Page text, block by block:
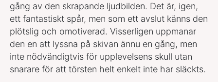
gång av den skrapande ljudbilden. Det är, igen,
ett fantastiskt spår, men som ett avslut känns den
plötslig och omotiverad. Visserligen uppmanar
den en att lyssna på skivan ännu en gång, men
inte nödvändigtvis för upplevelsens skull utan
snarare för att törsten helt enkelt inte har släckts.